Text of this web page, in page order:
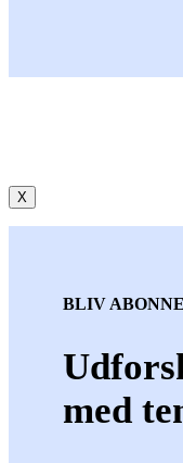
X
BLIV
med